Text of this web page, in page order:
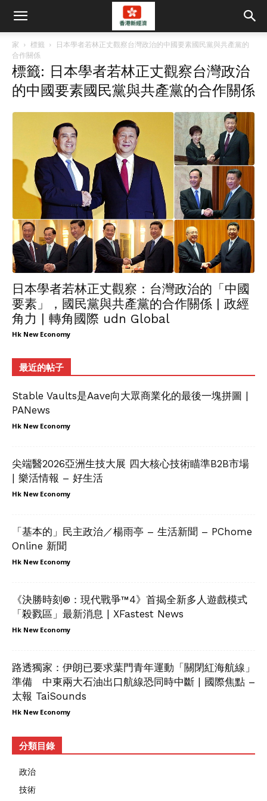
家 標籤
日本學者若林正丈觀察台灣政治的中國要素國民黨與共產黨的
合作關係
標籤: 日本學者若林正丈觀察台灣政治
的中國要素國民黨與共產黨的合作關係
日本學者若林正丈觀察：台灣政治的「中國
要素」，國民黨與共產黨的合作關係 | 政經
角力 | 轉角國際 udn Global
Hk New Economy
最近的帖子
Stable Vaults是Aave向大眾商業化的最後一塊拼圖 |
PANews
Hk New Economy
尖端醫2026亞洲生技大展 四大核心技術瞄準B2B市場
| 樂活情報 – 好生活
Hk New Economy
「基本的」民主政治／楊雨亭 – 生活新聞 – PChome
Online 新聞
Hk New Economy
《決勝時刻®：現代戰爭™4》首揭全新多人遊戲模式
「殺戮區」最新消息 | XFastest News
Hk New Economy
路透獨家：伊朗已要求葉門青年運動「關閉紅海航線」
準備 中東兩大石油出口航線恐同時中斷 | 國際焦點 –
太報 TaiSounds
Hk New Economy
分類目錄
政治
技術